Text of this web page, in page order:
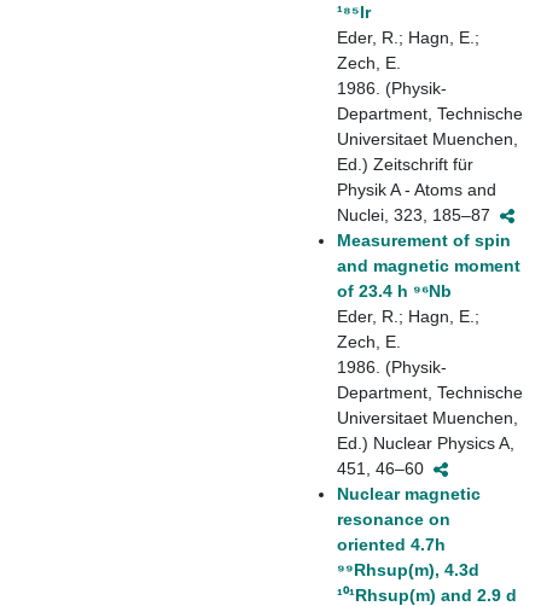
¹⁸⁵Ir
Eder, R.; Hagn, E.;
Zech, E.
1986. (Physik-
Department, Technische
Universitaet Muenchen,
Ed.) Zeitschrift für
Physik A - Atoms and
Nuclei, 323, 185–87
Measurement of spin
and magnetic moment
of 23.4 h ⁹⁶Nb
Eder, R.; Hagn, E.;
Zech, E.
1986. (Physik-
Department, Technische
Universitaet Muenchen,
Ed.) Nuclear Physics A,
451, 46–60
Nuclear magnetic
resonance on
oriented 4.7h
⁹⁹Rhsup(m), 4.3d
¹⁰¹Rhsup(m) and 2.9 d